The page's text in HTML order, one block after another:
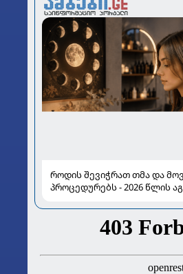
როდის შევიჭრათ თმა და
პროცედურებს - 2026 წლის